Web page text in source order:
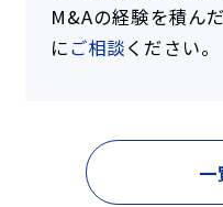
M&Aの経験を積ん
にご相談ください。
一